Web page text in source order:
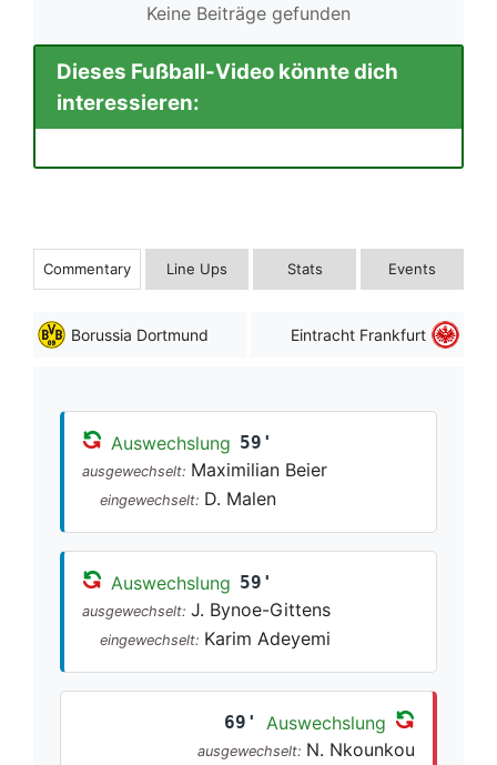
Keine Beiträge gefunden
Dieses Fußball-Video könnte dich
interessieren:
Commentary Line Ups Stats Events
Borussia Dortmund Eintracht Frankfurt
Auswechslung 59'
ausgewechselt: Maximilian Beier
eingewechselt: D. Malen
Auswechslung 59'
ausgewechselt: J. Bynoe-Gittens
eingewechselt: Karim Adeyemi
69' Auswechslung
ausgewechselt: N. Nkounkou